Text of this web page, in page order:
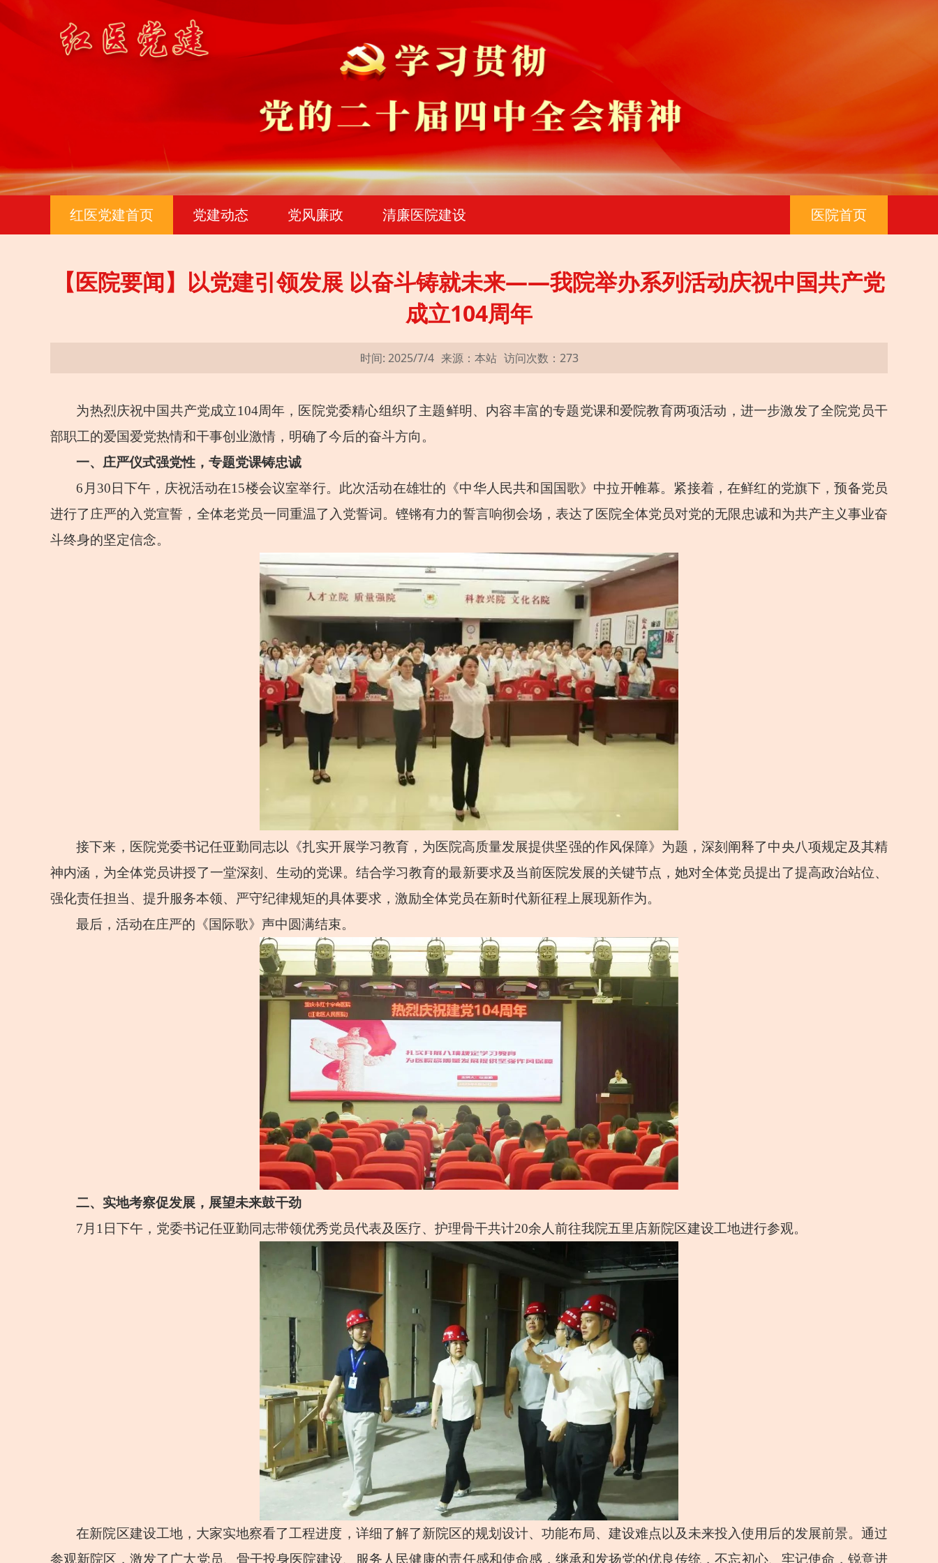
红医党建首页 党建动态 党风廉政 清廉医院建设 医院首页
【医院要闻】以党建引领发展 以奋斗铸就未来——我院举办系列活动庆祝中国共产党
成立104周年
时间: 2025/7/4 来源：本站 访问次数： 273
为热烈庆祝中国共产党成立104周年，医院党委精心组织了主题鲜明、内容丰富的专题党课和爱院教育两项活动，进一步激发了全院党员干
部职工的爱国爱党热情和干事创业激情，明确了今后的奋斗方向。
一、庄严仪式强党性，专题党课铸忠诚
6月30日下午，庆祝活动在15楼会议室举行。此次活动在雄壮的《中华人民共和国国歌》中拉开帷幕。紧接着，在鲜红的党旗下，预备党员
进行了庄严的入党宣誓，全体老党员一同重温了入党誓词。铿锵有力的誓言响彻会场，表达了医院全体党员对党的无限忠诚和为共产主义事业奋
斗终身的坚定信念。
接下来，医院党委书记任亚勤同志以《扎实开展学习教育，为医院高质量发展提供坚强的作风保障》为题，深刻阐释了中央八项规定及其精
神内涵，为全体党员讲授了一堂深刻、生动的党课。结合学习教育的最新要求及当前医院发展的关键节点，她对全体党员提出了提高政治站位、
强化责任担当、提升服务本领、严守纪律规矩的具体要求，激励全体党员在新时代新征程上展现新作为。
最后，活动在庄严的《国际歌》声中圆满结束。
二、实地考察促发展，展望未来鼓干劲
7月1日下午，党委书记任亚勤同志带领优秀党员代表及医疗、护理骨干共计20余人前往我院五里店新院区建设工地进行参观。
在新院区建设工地，大家实地察看了工程进度，详细了解了新院区的规划设计、功能布局、建设难点以及未来投入使用后的发展前景。通过
参观新院区，激发了广大党员、骨干投身医院建设、服务人民健康的责任感和使命感，继承和发扬党的优良传统，不忘初心、牢记使命，锐意进